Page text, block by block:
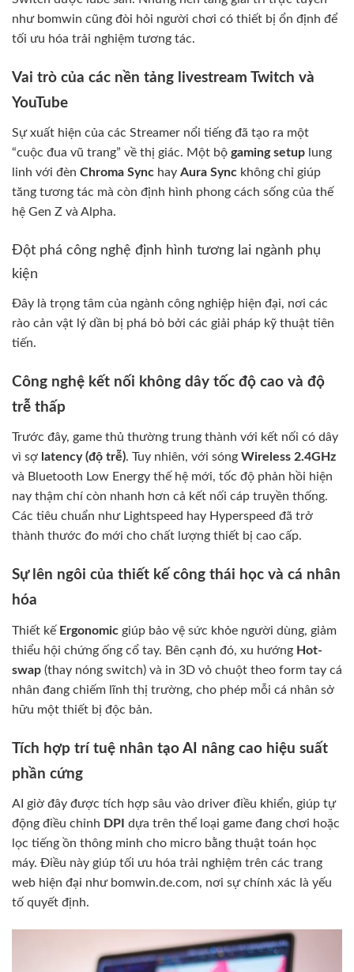
như bomwin cũng đòi hỏi người chơi có thiết bị ổn định để
tối ưu hóa trải nghiệm tương tác.
Vai trò của các nền tảng livestream Twitch và
YouTube
Sự xuất hiện của các Streamer nổi tiếng đã tạo ra một
“cuộc đua vũ trang” về thị giác. Một bộ gaming setup lung
linh với đèn Chroma Sync hay Aura Sync không chỉ giúp
tăng tương tác mà còn định hình phong cách sống của thế
hệ Gen Z và Alpha.
Đột phá công nghệ định hình tương lai ngành phụ
kiện
Đây là trọng tâm của ngành công nghiệp hiện đại, nơi các
rào cản vật lý dần bị phá bỏ bởi các giải pháp kỹ thuật tiên
tiến.
Công nghệ kết nối không dây tốc độ cao và độ
trễ thấp
Trước đây, game thủ thường trung thành với kết nối có dây
vì sợ latency (độ trễ). Tuy nhiên, với sóng Wireless 2.4GHz
và Bluetooth Low Energy thế hệ mới, tốc độ phản hồi hiện
nay thậm chí còn nhanh hơn cả kết nối cáp truyền thống.
Các tiêu chuẩn như Lightspeed hay Hyperspeed đã trở
thành thước đo mới cho chất lượng thiết bị cao cấp.
Sự lên ngôi của thiết kế công thái học và cá nhân
hóa
Thiết kế Ergonomic giúp bảo vệ sức khỏe người dùng, giảm
thiểu hội chứng ống cổ tay. Bên cạnh đó, xu hướng Hot-
swap (thay nóng switch) và in 3D vỏ chuột theo form tay cá
nhân đang chiếm lĩnh thị trường, cho phép mỗi cá nhân sở
hữu một thiết bị độc bản.
Tích hợp trí tuệ nhân tạo AI nâng cao hiệu suất
phần cứng
AI giờ đây được tích hợp sâu vào driver điều khiển, giúp tự
động điều chỉnh DPI dựa trên thể loại game đang chơi hoặc
lọc tiếng ồn thông minh cho micro bằng thuật toán học
máy. Điều này giúp tối ưu hóa trải nghiệm trên các trang
web hiện đại như bomwin.de.com, nơi sự chính xác là yếu
tố quyết định.